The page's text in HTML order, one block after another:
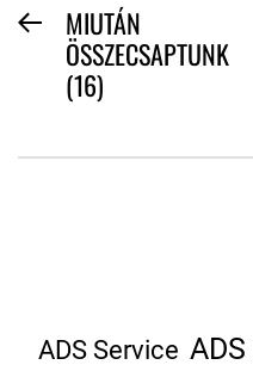
BEJEGYZÉS
NAVIGÁCIÓ
PreviousMIUTÁN
ÖSSZECSAPTUNK
(16)
ADS Service